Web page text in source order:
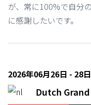
が、常に100%で自分
に感謝したいです。
2026年06月26日 - 28日
Dutch